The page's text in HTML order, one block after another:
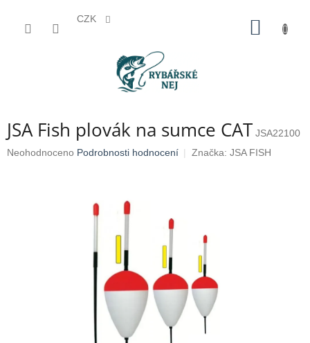
CZK
JSA Fish plovák na sumce CAT JSA22100
Průměrné
Neohodnoceno Podrobnosti hodnocení Značka: JSA FISH